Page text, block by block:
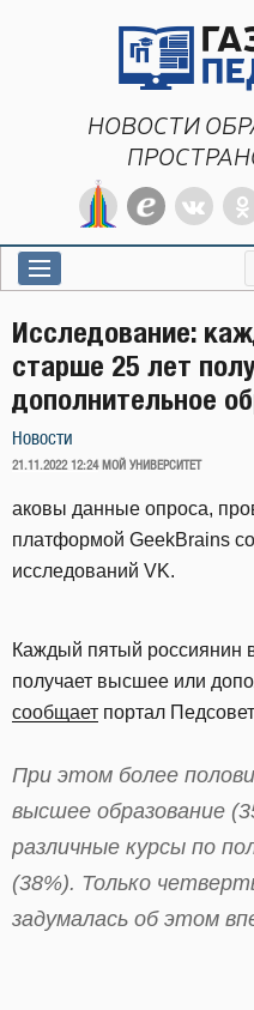
НОВОСТИ
Исследование:
старше 25 лет
дополнительное
Новости
ОПУБЛИКОВАНО
21.11.2022 12:24 МОЙ УНИВЕРСИТЕТ
аковы данные опроса,
платформой GeekBrains
исследований VK.
Каждый пятый россиянин
получает высшее или
сообщает портал
При этом более
высшее образование
различные курсы по
(38%). Только
задумалась об этом